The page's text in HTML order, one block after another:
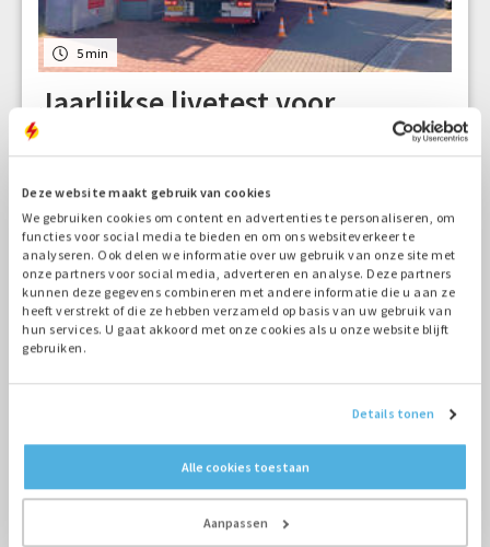
Deze website maakt gebruik van cookies
We gebruiken cookies om content en advertenties te personaliseren, om
functies voor social media te bieden en om ons websiteverkeer te
analyseren. Ook delen we informatie over uw gebruik van onze site met
onze partners voor social media, adverteren en analyse. Deze partners
kunnen deze gegevens combineren met andere informatie die u aan ze
heeft verstrekt of die ze hebben verzameld op basis van uw gebruik van
hun services. U gaat akkoord met onze cookies als u onze website blijft
gebruiken.
Details tonen
Alle cookies toestaan
Aanpassen
5 min
Jaarlijkse livetest voor
Saxenburgh Medisch Centrum